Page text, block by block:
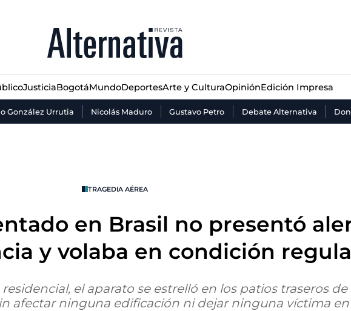
JusticiaBogotáMundoDeportesArte y CulturaOpiniónEdición Impresa
González Urrutia Nicolás Maduro Gustavo Petro Debate Alternativa
JusticiaBogotáMundo Deportes Arte y Cultura
TRAGEDIA AÉREA
en Brasil no presentó
y volaba en condición
el aparato se estrelló en los patios traseros de
afectar ninguna edificación ni dejar ninguna víctima en